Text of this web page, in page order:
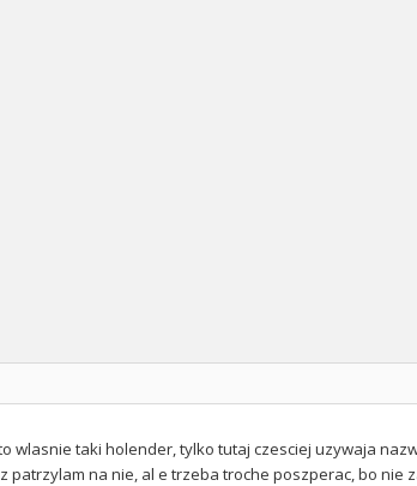
wlasnie taki holender, tylko tutaj czesciej uzywaja
patrzylam na nie, al e trzeba troche poszperac, bo